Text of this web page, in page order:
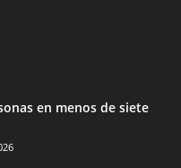
en menos de siete